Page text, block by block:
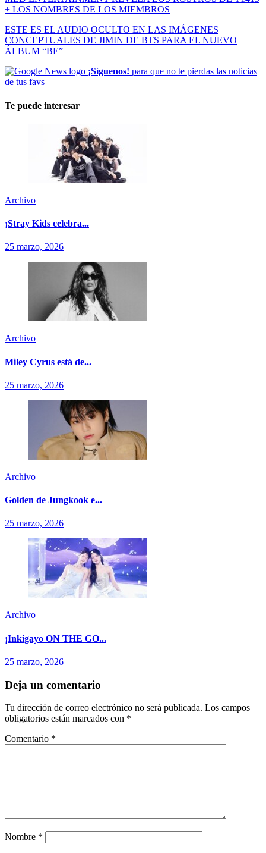
+ LOS NOMBRES DE LOS MIEMBROS
ESTE ES EL AUDIO OCULTO EN LAS IMÁGENES
CONCEPTUALES DE JIMIN DE BTS PARA EL NUEVO
ÁLBUM “BE”
¡Síguenos! para que no te pierdas las noticias
de tus favs
Te puede interesar
Archivo
¡Stray Kids celebra...
25 marzo, 2026
Archivo
Miley Cyrus está de...
25 marzo, 2026
Archivo
Golden de Jungkook e...
25 marzo, 2026
Archivo
¡Inkigayo ON THE GO...
25 marzo, 2026
Deja un comentario
Tu dirección de correo electrónico no será publicada. Los campos
obligatorios están marcados con *
Comentario *
Nombre *